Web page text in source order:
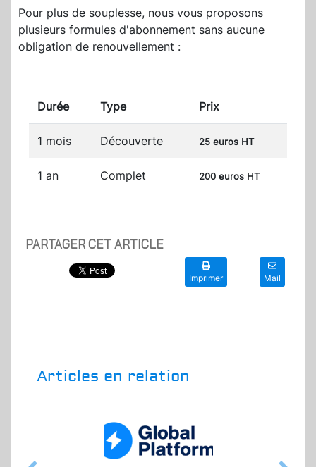
Pour plus de souplesse, nous vous proposons
plusieurs formules d'abonnement sans aucune
obligation de renouvellement :
Durée Type Prix
1 mois Découverte 25 euros HT
1 an Complet 200 euros HT
PARTAGER CET ARTICLE
Imprimer Mail
Articles en relation